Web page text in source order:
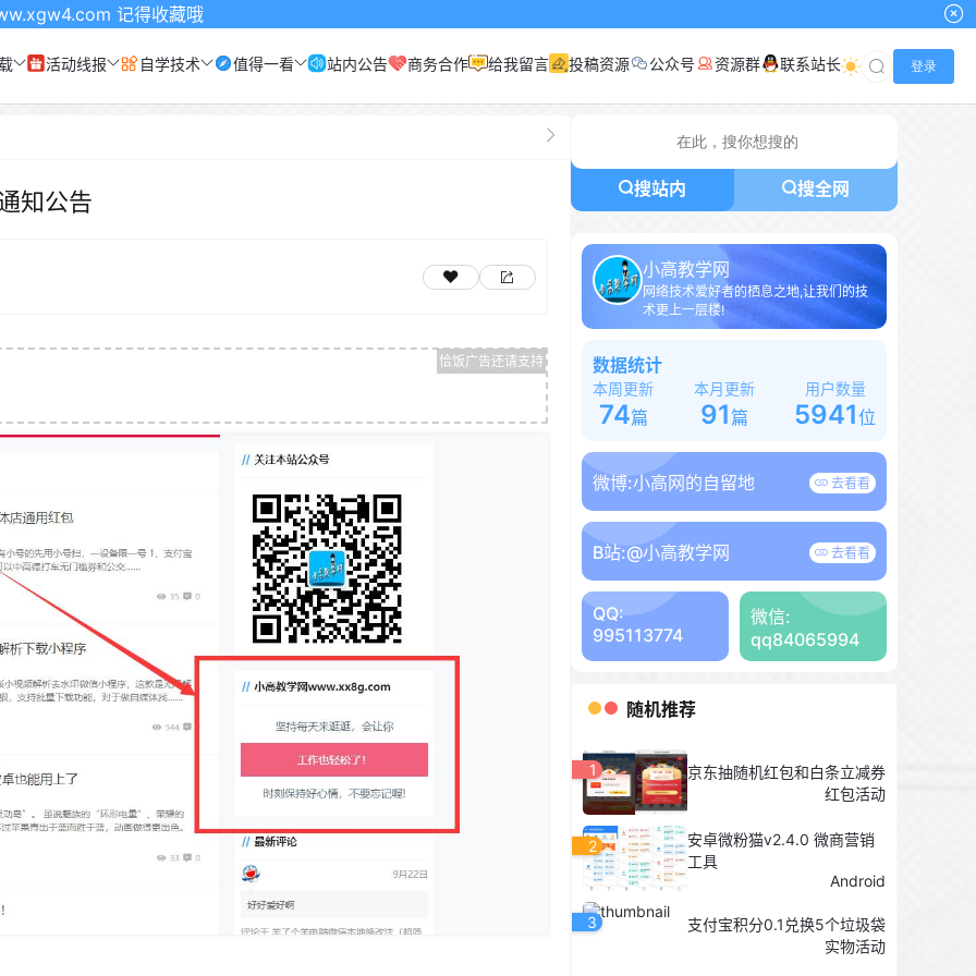
得收藏哦
活动线报 自学技术 值得一看 站内公告 商务合作 给我留言 投稿资源 公众号 资源群 联系站长 登录
知公告 搜站内 搜全网
小高教学网
网络技术爱好者的栖息之地,让我们的技
术更上一层楼!
数据统计
本周更新
74篇
本月更新
91篇
用户数量
5941位
微博:小高网的自留地 去看看
B站:@小高教学网 去看看
QQ:
995113774
微信:
qq84065994
随机推荐
1
京东抽随机红包和白条立减券
红包活动
2
安卓微粉猫v2.4.0 微商营销
工具
Android
3
支付宝积分0.1兑换5个垃圾袋
实物活动